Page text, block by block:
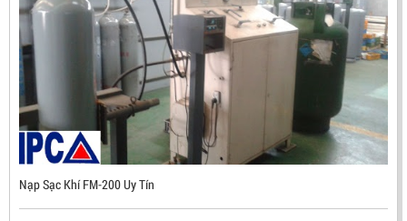
Nạp Sạc Khí FM-200 Uy Tín